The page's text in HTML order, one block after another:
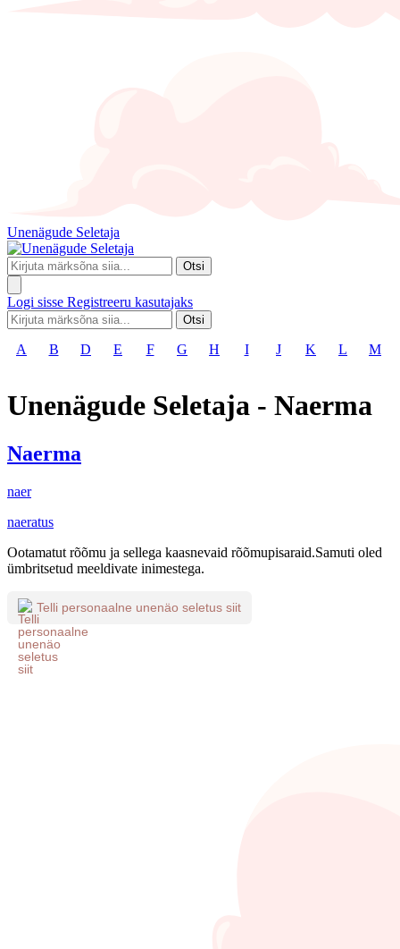
Unenägude Seletaja
Otsi
Logi sisse Registreeru kasutajaks
Otsi
A B D E F G H I J K L M
Unenägude Seletaja - Naerma
Naerma
naer
naeratus
Ootamatut rõõmu ja sellega kaasnevaid rõõmupisaraid.Samuti oled
ümbritsetud meeldivate inimestega.
Telli personaalne unenäo seletus siit